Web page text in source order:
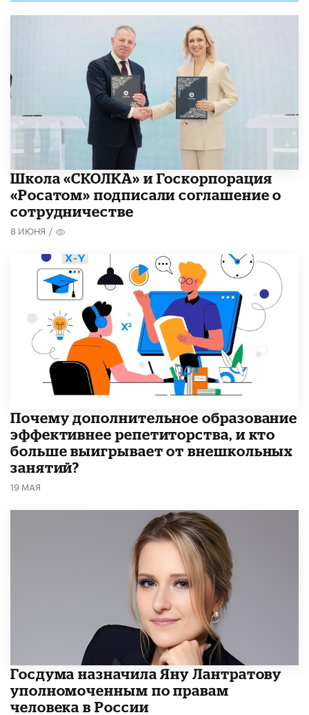
Школа «СКОЛКА» и Госкорпорация
«Росатом» подписали соглашение о
сотрудничестве
8 ИЮНЯ /
​Почему дополнительное образование
эффективнее репетиторства, и кто
больше выигрывает от внешкольных
занятий?
19 МАЯ
Госдума назначила Яну Лантратову
уполномоченным по правам
человека в России